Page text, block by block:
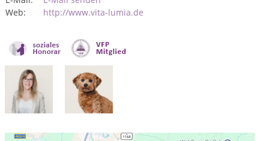
Web:
http://www.vita-lumia.de